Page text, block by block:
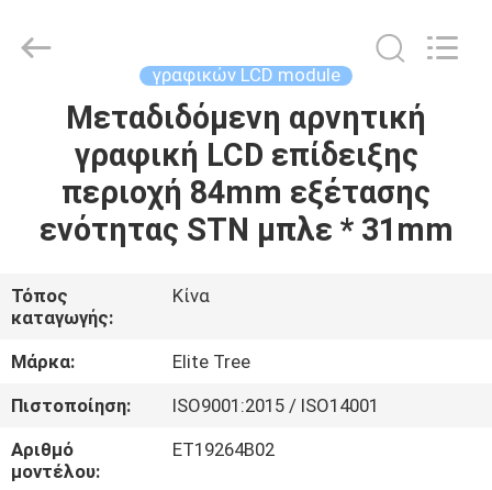
ΑΡΧΙΚΉ
ΣΕΛΊΔΑ
ΠΡΟΪΌΝΤΑ
ΒΊΝΤΕΟ
ΣΧΕΤΙΚΆ
ΜΕ
ΕΜΆΣ
Technology.
γραφικών LCD module
Μεταδιδόμενη αρνητική
γραφική LCD επίδειξης
περιοχή 84mm εξέτασης
ενότητας STN μπλε * 31mm
Τόπος
καταγωγής:
Κίνα
Μάρκα:
Elite Tree
Πιστοποίηση:
ISO9001:2015 / ISO14001
Αριθμό
μοντέλου:
ET19264B02